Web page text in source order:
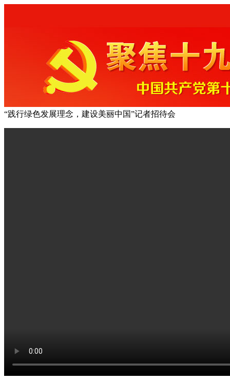
“践行绿色发展理念，建设美丽中国”记者招待会